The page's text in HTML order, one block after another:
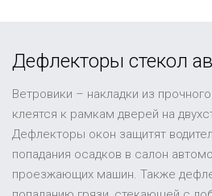
Дефлекторы стекол
Ветровики – накладки из
клеятся к рамкам дверей на
Дефлекторы окон защитят
попадания осадков в салон
проезжающих машин. Также